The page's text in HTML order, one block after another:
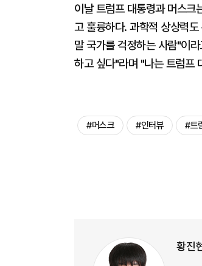
이날 트럼프 대통령과 머스크
고 훌륭하다. 과학적 상상력
말 국가를 걱정하는 사람"이
하고 싶다"라며 "나는 트럼프
#머스크 #인터뷰 #트
황진